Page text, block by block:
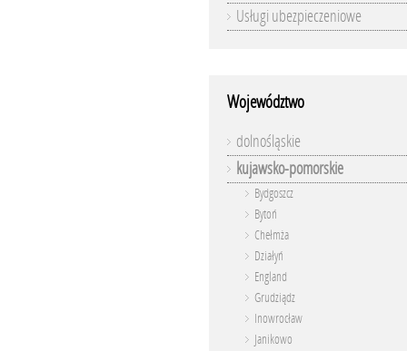
Usługi ubezpieczeniowe
Województwo
dolnośląskie
kujawsko-pomorskie
Bydgoszcz
Bytoń
Chełmża
Działyń
England
Grudziądz
Inowrocław
Janikowo